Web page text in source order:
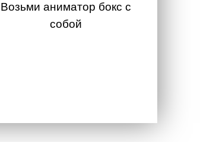
Возьми аниматор бокс с
собой